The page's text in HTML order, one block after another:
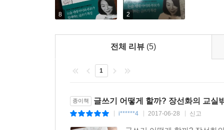
이용해 문장 쓰기 같은 문제가 나올 때 반드시
실력이 향상될 것이다.
8 2
전체 리뷰 (5)
1
종이책 글쓰기 어떻게 할까? 장선화의 교실
i******4 2017-06-28 신고